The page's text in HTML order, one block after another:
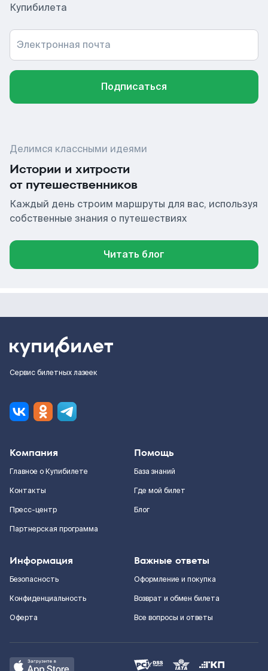
Купибилета
Электронная почта
Подписаться
Делимся классными идеями
Истории и хитрости
от путешественников
Каждый день строим маршруты для вас, используя
собственные знания о путешествиях
Читать блог
Сервис билетных лазеек
Компания
Главное о Купибилете
Контакты
Пресс-центр
Партнерская программа
Помощь
База знаний
Где мой билет
Блог
Информация
Безопасность
Конфиденциальность
Оферта
Важные ответы
Оформление и покупка
Возврат и обмен билета
Все вопросы и ответы